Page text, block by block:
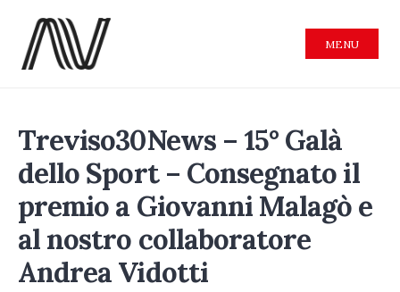
MENU
Treviso30News – 15° Galà
dello Sport – Consegnato il
premio a Giovanni Malagò e
al nostro collaboratore
Andrea Vidotti